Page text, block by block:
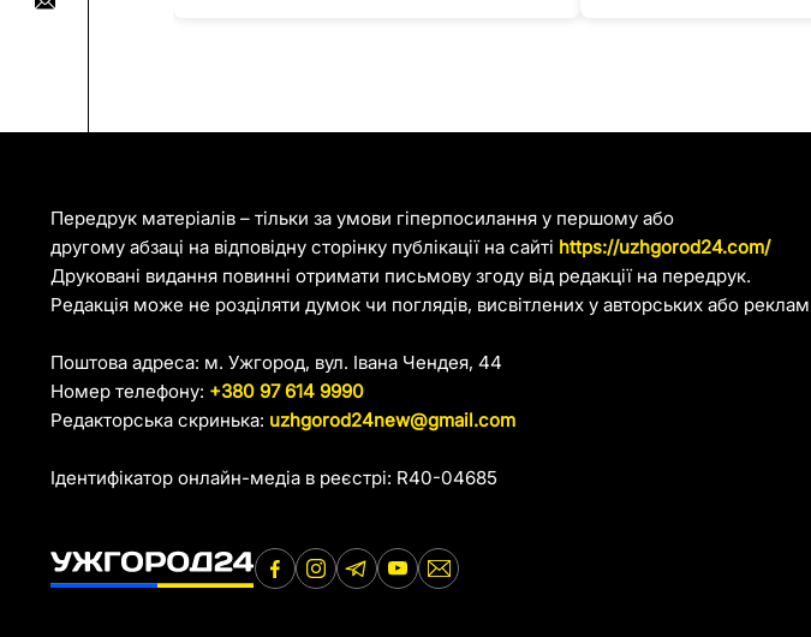
Передрук матеріалів – тільки за умови гіперпосилання у першому або
другому абзаці на відповідну сторінку публікації на сайті https://uzhgorod24.com/
Друковані видання повинні отримати письмову згоду від редакції на передрук.
Редакція може не розділяти думок чи поглядів, висвітлених у авторських або
Поштова адреса: м. Ужгород, вул. Івана Чендея, 44
Номер телефону: +380 97 614 9990
Редакторська скринька: uzhgorod24new@gmail.com
Ідентифікатор онлайн-медіа в реєстрі: R40-04685